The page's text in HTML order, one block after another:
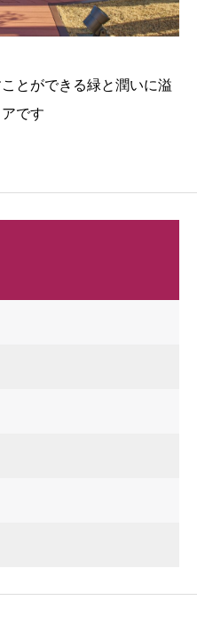
とができる緑と潤いに溢
です